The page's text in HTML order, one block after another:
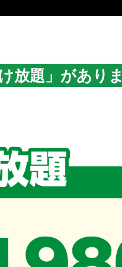
放題」があり